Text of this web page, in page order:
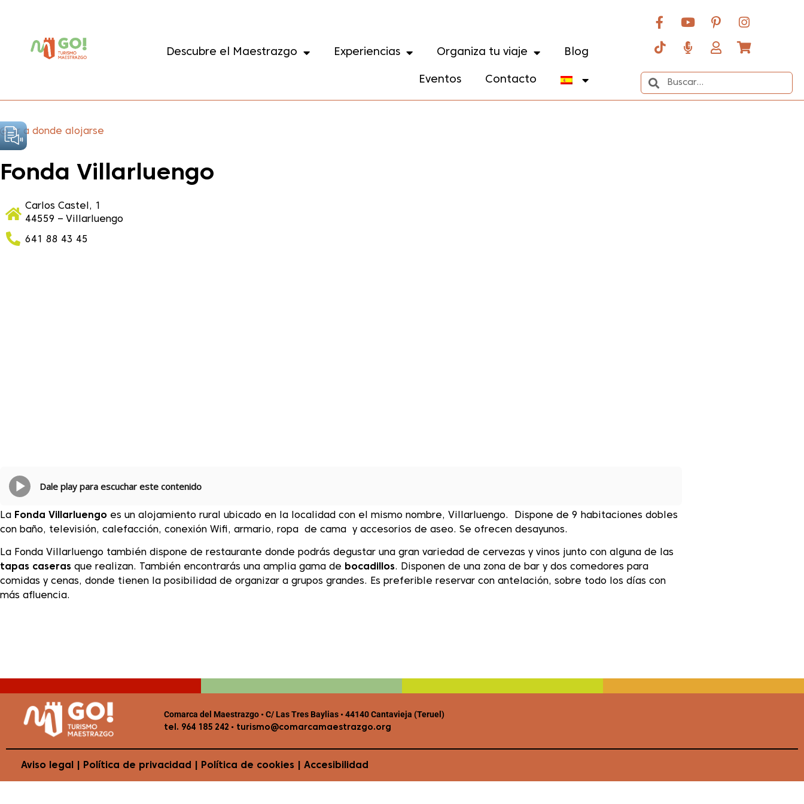
Descubre el Maestrazgo Experiencias Organiza tu viaje Blog
Eventos Contacto
ir a donde alojarse
Fonda Villarluengo
Carlos Castel, 1
44559 – Villarluengo
641 88 43 45
Dale play para escuchar este contenido
La Fonda Villarluengo es un alojamiento rural ubicado en la localidad con el mismo nombre, Villarluengo. Dispone de 9 habitaciones dobles
con baño, televisión, calefacción, conexión Wifi, armario, ropa de cama y accesorios de aseo. Se ofrecen desayunos.
La Fonda Villarluengo también dispone de restaurante donde podrás degustar una gran variedad de cervezas y vinos junto con alguna de las
tapas caseras que realizan. También encontrarás una amplia gama de bocadillos. Disponen de una zona de bar y dos comedores para
comidas y cenas, donde tienen la posibilidad de organizar a grupos grandes. Es preferible reservar con antelación, sobre todo los días con
más afluencia.
Comarca del Maestrazgo • C/ Las Tres Baylias • 44140 Cantavieja (Teruel)
tel. 964 185 242 •turismo@comarcamaestrazgo.org
Aviso legal Política de privacidad Política de cookies Accesibilidad